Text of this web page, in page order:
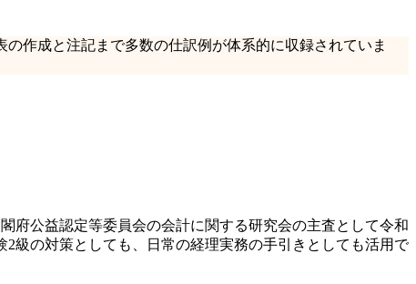
作成と注記まで多数の仕訳例が体系的に収録されていま
府公益認定等委員会の会計に関する研究会の主査として令和
級の対策としても、日常の経理実務の手引きとしても活用で